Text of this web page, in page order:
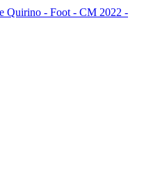
Quirino - Foot - CM 2022 -